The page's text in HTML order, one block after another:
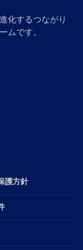
化するつながり
ムです。
護方針